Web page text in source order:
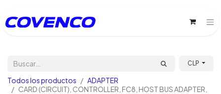
CLP
Todos los productos
ADAPTER
CARD (CIRCUIT), CONTROLLER, FC8, HOST BUS ADAPTER,